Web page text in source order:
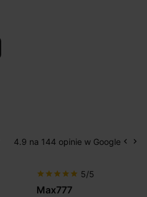
4.9 na 144 opinie w Google keyboard_arrow_left keyboard_arrow_right